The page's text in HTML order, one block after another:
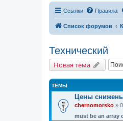
Ссылки Правила
Список форумов
Технический
Новая тема
ТЕМЫ
Цены снижены
chernomorsko »
must be an array